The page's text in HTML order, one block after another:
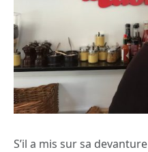
S’il a mis sur sa